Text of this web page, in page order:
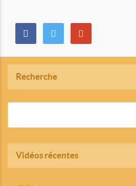
Recherche
Vidéos récentes